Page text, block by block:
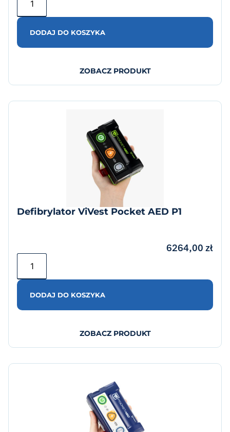
DODAJ DO KOSZYKA
ZOBACZ PRODUKT
Defibrylator ViVest Pocket AED P1
6264,00 zł
DODAJ DO KOSZYKA
ZOBACZ PRODUKT